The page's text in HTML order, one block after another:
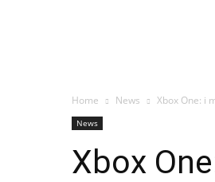
Home News Xbox One: i
News
Xbox